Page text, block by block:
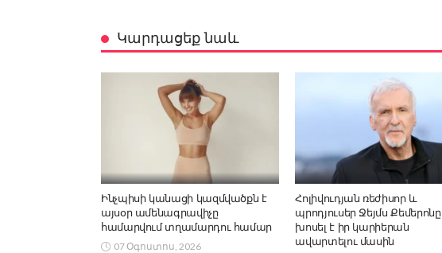
Կարդացեք նաև
Ինչպիսի կանացի կազմվածքն է
այսօր ամենագրավիչը
համարվում տղամարդու համար
07 Օգոստոս, 2026
Հոլիվուդյան ռեժիսոր և
պրոդյուսեր Ջեյմս Քեմերոնը
խոսել է իր կարիերան
ավարտելու մասին